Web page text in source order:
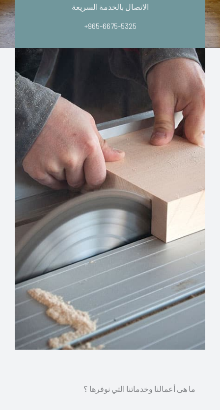
الاتصال بالخدمة السريعة
+965-6675-5325
ما هى أعمالنا وخدماتنا التي نوفرها ؟